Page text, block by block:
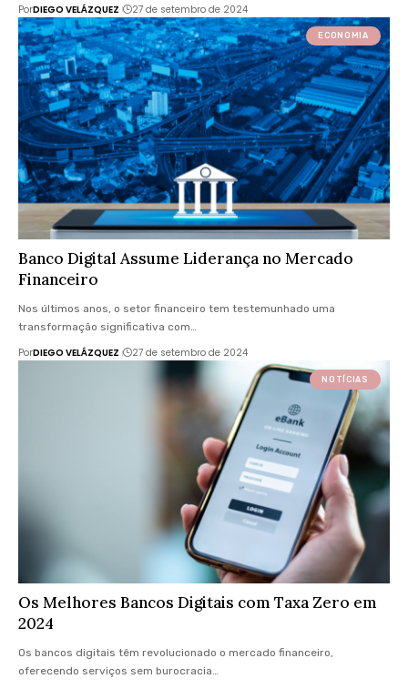
PorDIEGO VELÁZQUEZ 27 de setembro de 2024
ECONOMIA
Banco Digital Assume Liderança no Mercado
Financeiro
Nos últimos anos, o setor financeiro tem testemunhado uma
transformação significativa com…
PorDIEGO VELÁZQUEZ 27 de setembro de 2024
NOTÍCIAS
Os Melhores Bancos Digitais com Taxa Zero em
2024
Os bancos digitais têm revolucionado o mercado financeiro,
oferecendo serviços sem burocracia…